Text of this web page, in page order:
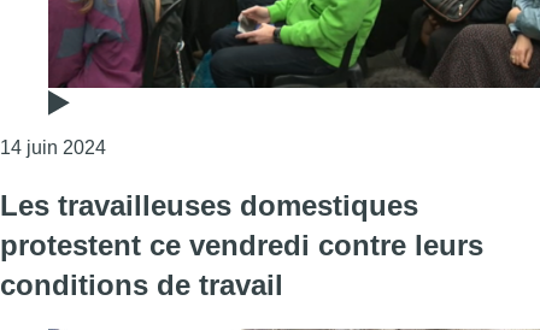
14 juin 2024Consulter l'article "La ligue des travailleuses
Les travailleuses domestiques
protestent ce vendredi contre leurs
conditions de travail